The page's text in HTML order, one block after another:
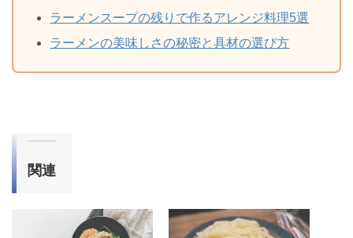
ラーメンスープの残りで作るアレンジ料理5選
ラーメンの美味しさの秘密と具材の選び方
関連